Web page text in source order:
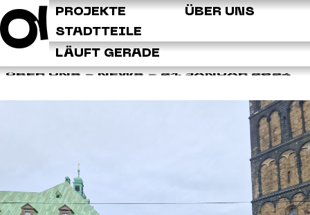
ÜBER UNS
PROJEKTE
STADTTEILE
LÄUFT GERADE
ÜBER UNS > NEWS > 21. JANUAR 2024